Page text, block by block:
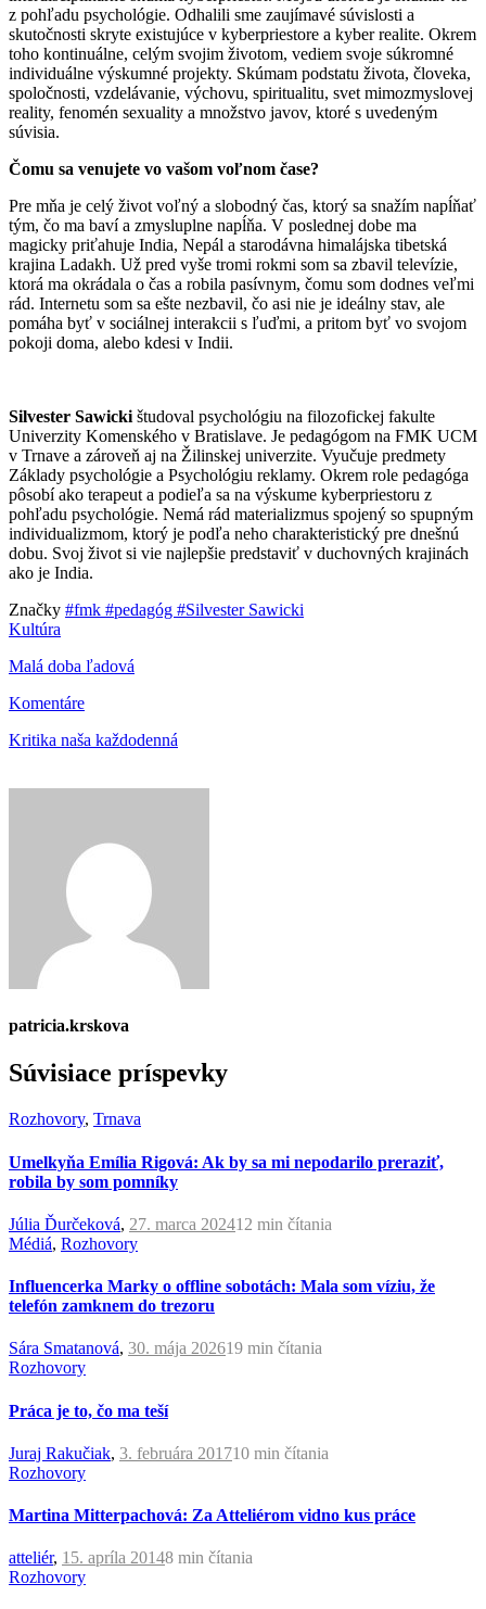
z pohľadu psychológie. Odhalili sme zaujímavé súvislosti a
skutočnosti skryte existujúce v kyberpriestore a kyber realite. Okrem
toho kontinuálne, celým svojim životom, vediem svoje súkromné
individuálne výskumné projekty. Skúmam podstatu života, človeka,
spoločnosti, vzdelávanie, výchovu, spiritualitu, svet mimozmyslovej
reality, fenomén sexuality a množstvo javov, ktoré s uvedeným
súvisia.
Čomu sa venujete vo vašom voľnom čase?
Pre mňa je celý život voľný a slobodný čas, ktorý sa snažím napĺňať
tým, čo ma baví a zmysluplne napĺňa. V poslednej dobe ma
magicky priťahuje India, Nepál a starodávna himalájska tibetská
krajina Ladakh. Už pred vyše tromi rokmi som sa zbavil televízie,
ktorá ma okrádala o čas a robila pasívnym, čomu som dodnes veľmi
rád. Internetu som sa ešte nezbavil, čo asi nie je ideálny stav, ale
pomáha byť v sociálnej interakcii s ľuďmi, a pritom byť vo svojom
pokoji doma, alebo kdesi v Indii.
Silvester Sawicki študoval psychológiu na filozofickej fakulte
Univerzity Komenského v Bratislave. Je pedagógom na FMK UCM
v Trnave a zároveň aj na Žilinskej univerzite. Vyučuje predmety
Základy psychológie a Psychológiu reklamy. Okrem role pedagóga
pôsobí ako terapeut a podieľa sa na výskume kyberpriestoru z
pohľadu psychológie. Nemá rád materializmus spojený so spupným
individualizmom, ktorý je podľa neho charakteristický pre dnešnú
dobu. Svoj život si vie najlepšie predstaviť v duchovných krajinách
ako je India.
Značky #fmk #pedagóg #Silvester Sawicki
Kultúra
Malá doba ľadová
Komentáre
Kritika naša každodenná
patricia.krskova
Súvisiace príspevky
Rozhovory, Trnava
Umelkyňa Emília Rigová: Ak by sa mi nepodarilo preraziť,
robila by som pomníky
Júlia Ďurčeková, 27. marca 202412 min čítania
Médiá, Rozhovory
Influencerka Marky o offline sobotách: Mala som víziu, že
telefón zamknem do trezoru
Sára Smatanová, 30. mája 202619 min čítania
Rozhovory
Práca je to, čo ma teší
Juraj Rakučiak, 3. februára 201710 min čítania
Rozhovory
Martina Mitterpachová: Za Atteliérom vidno kus práce
atteliér, 15. apríla 20148 min čítania
Rozhovory